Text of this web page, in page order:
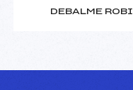
DEBALME